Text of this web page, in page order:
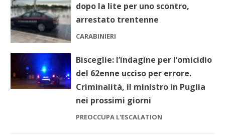
dopo la lite per uno scontro,
arrestato trentenne
CARABINIERI
Bisceglie: l’indagine per l’omicidio
del 62enne ucciso per errore.
Criminalità, il ministro in Puglia
nei prossimi giorni
PREOCCUPA L'ESCALATION